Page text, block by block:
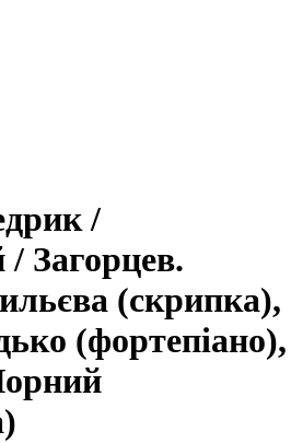
/
Загорцев.
(скрипка),
(фортепіано),